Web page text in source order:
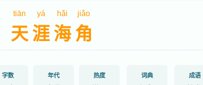
tiān yá hǎi jiǎo
天涯海角
字数 年代 热度 词典 成语